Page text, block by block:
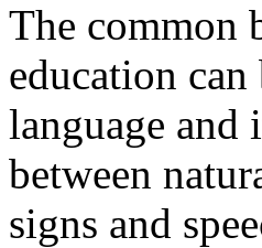
The common
education
language and
between
signs and